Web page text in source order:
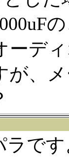
ーデ
が、
ラで